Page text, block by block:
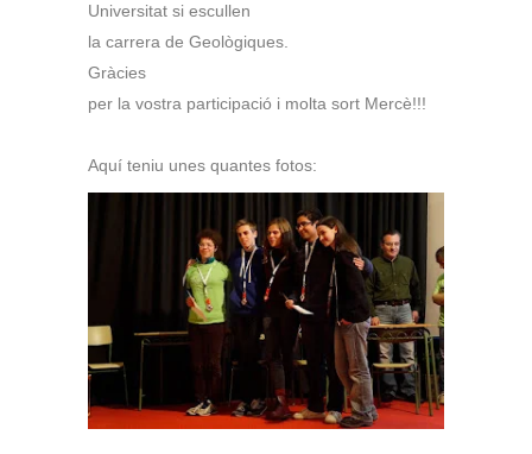
Universitat si escullen
la carrera de Geològiques.
Gràcies
per la vostra participació i molta sort Mercè!!!
Aquí teniu unes quantes fotos:
Núria
Prat
Seminari
biologia i geologia